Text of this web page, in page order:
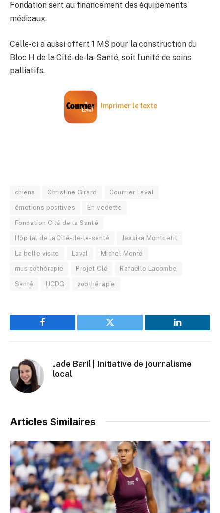
Fondation sert au financement des équipements
médicaux.
Celle-ci a aussi offert 1 M$ pour la construction du
Bloc H de la Cité-de-la-Santé, soit l’unité de soins
palliatifs.
Imprimer le texte
chiens Christine Girard Courrier Laval
émotions positives En vedette
Fondation Cité de la Santé
Hôpital de la Cité-de-la-santé Jessika Montpetit
La belle visite Laval Michel Monté
musicothérapie Projet Clé Rafaëlle Lacombe
Santé UCDG zoothérapie
Facebook Twitter LinkedIn
Jade Baril | Initiative de journalisme
local
Articles Similaires